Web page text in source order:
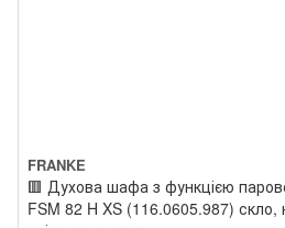
FRANKE
🟥 Духова шафа з функцією
FSM 82 H XS (116.0605.987) скло,